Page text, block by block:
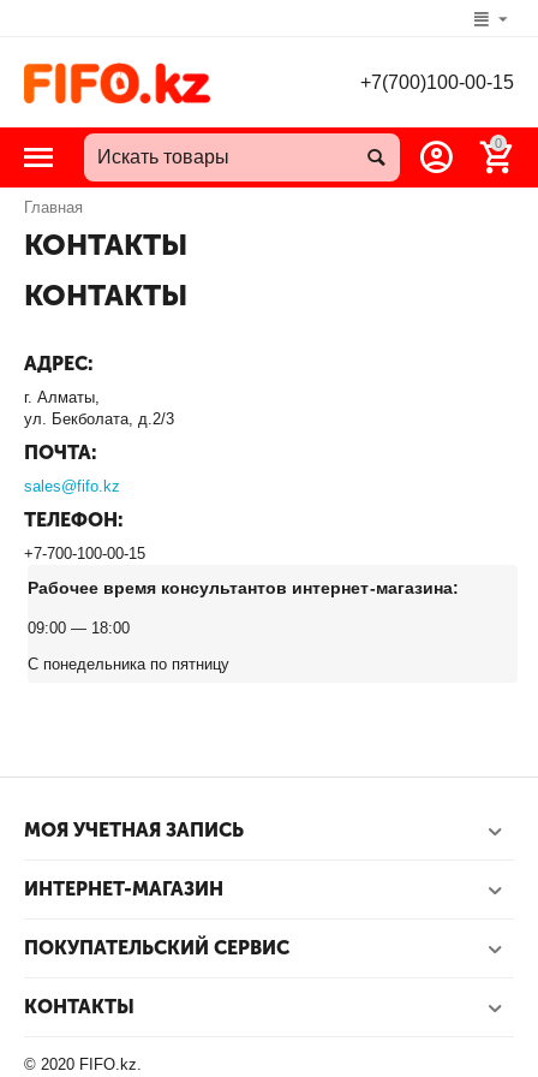
+7(700)100-00-15
0
Главная
КОНТАКТЫ
КОНТАКТЫ
АДРЕС:
г. Алматы,
ул. Бекболата, д.2/3
ПОЧТА:
sales@fifo.kz
ТЕЛЕФОН:
+7-700-100-00-15
Рабочее время консультантов интернет-магазина:
09:00 — 18:00
C понедельника по пятницу
МОЯ УЧЕТНАЯ ЗАПИСЬ
ИНТЕРНЕТ-МАГАЗИН
ПОКУПАТЕЛЬСКИЙ СЕРВИС
КОНТАКТЫ
© 2020 FIFO.kz.